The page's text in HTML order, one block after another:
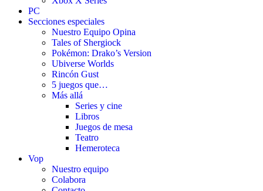
PC
Secciones especiales
Nuestro Equipo Opina
Tales of Shergiock
Pokémon: Drako’s Version
Ubiverse Worlds
Rincón Gust
5 juegos que…
Más allá
Series y cine
Libros
Juegos de mesa
Teatro
Hemeroteca
Vop
Nuestro equipo
Colabora